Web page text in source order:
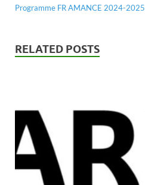
Programme FR AMANCE 2024-2025
RELATED POSTS